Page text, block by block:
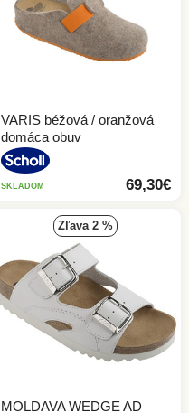
VARIS béžová / oranžová
domáca obuv
69,30€
SKLADOM
zľava 2 %
MOLDAVA WEDGE AD